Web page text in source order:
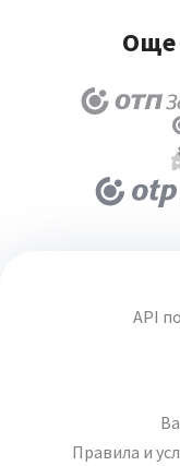
Още
API
Правила и